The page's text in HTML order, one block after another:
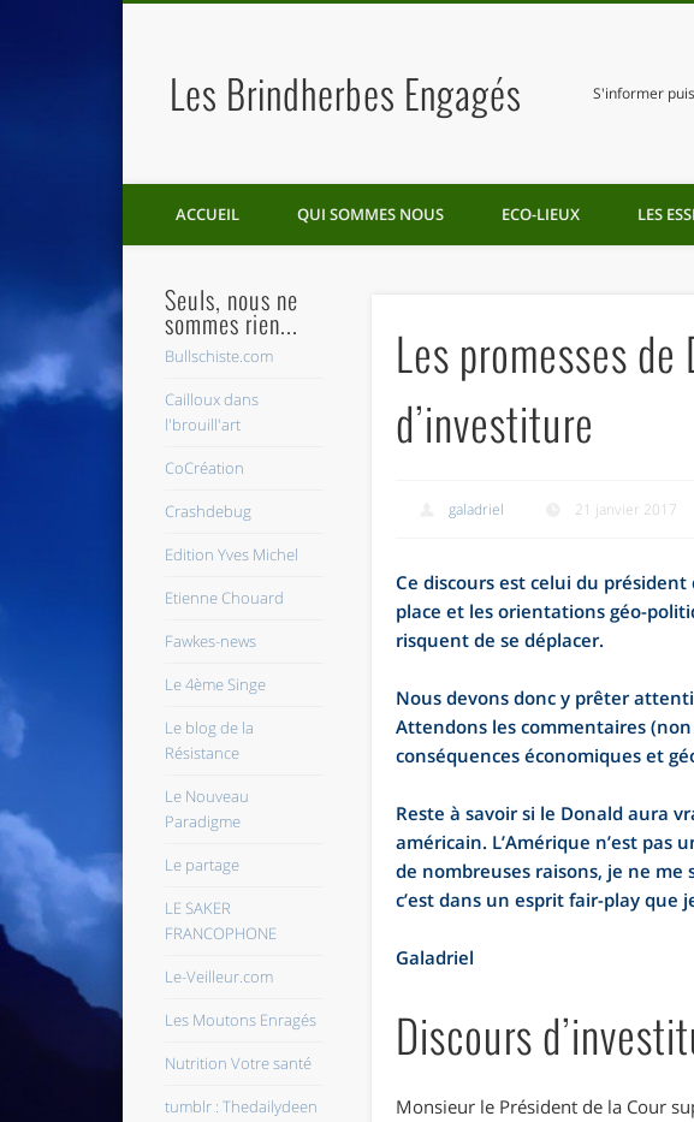
Les Brindherbes Engagés S'informer
ACCUEIL QUI SOMMES NOUS ECO-LIEUX LES
Les promesses
d’investiture
galadriel 21 janvier 2017
Ce discours est celui du
place et les orientations géo-
risquent de se déplacer.
Nous devons donc y prêter
Attendons les commentaires
conséquences économiques et
Reste à savoir si le Donald aura
américain. L’Amérique n’est pas
de nombreuses raisons, je ne
c’est dans un esprit fair-play que
Galadriel
Discours
Monsieur le Président de la Cour
Seuls, nous ne
sommes rien...
Bullschiste.com
Cailloux dans
l'brouill'art
CoCréation
Crashdebug
Edition Yves Michel
Etienne Chouard
Fawkes-news
Le 4ème Singe
Le blog de la
Résistance
Le Nouveau
Paradigme
Le partage
LE SAKER
FRANCOPHONE
Le-Veilleur.com
Les Moutons Enragés
Nutrition Votre santé
tumblr : Thedailydeen